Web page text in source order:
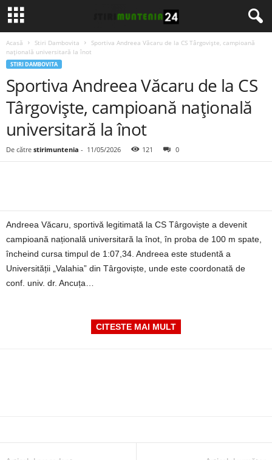
Acasă Stiri Dambovita
Sportiva Andreea Văcaru de la CS Târgoviște, campioană
națională universitară la înot
STIRI DAMBOVITA
Sportiva Andreea Văcaru de la CS
Târgoviște, campioană națională
universitară la înot
De către stirimuntenia - 11/05/2026 121 0
Andreea Văcaru, sportivă legitimată la CS Târgoviște a devenit
campioană națională universitară la înot, în proba de 100 m spate,
încheind cursa timpul de 1:07,34. Andreea este studentă a
Universității „Valahia” din Târgoviște, unde este coordonată de
conf. univ. dr. Ancuța…
CITESTE MAI MULT